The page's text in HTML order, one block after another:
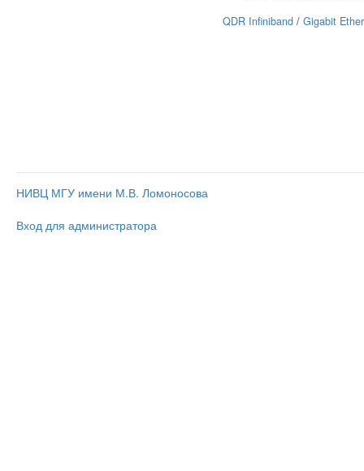
QDR Infiniband / Gigabit
НИВЦ МГУ имени М.В. Ломоносова
Вход для администратора